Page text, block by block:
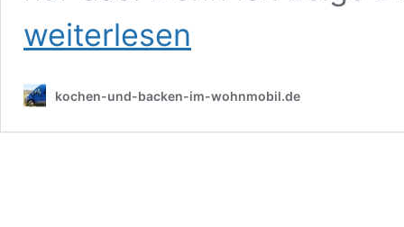
weiterlesen
kochen-und-backen-im-wohnmobil.de